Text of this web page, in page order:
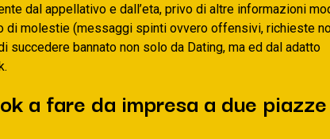
dal appellativo e dall’eta, privo di altre informazioni
di molestie (messaggi spinti ovvero offensivi, richieste
succedere bannato non solo da Dating, ma ed dal adatto
a fare da impresa a due piazze